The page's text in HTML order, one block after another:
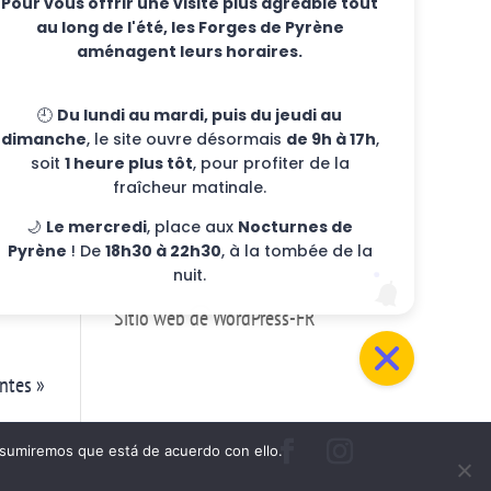
»
Talleres semanales
eventos
Sin clasificar
Meta
Flujo de publicaciones
Flujo de comentarios
Sitio web de WordPress-FR
au long de l'été, les Forges de Pyrène
aménagent leurs horaires.
🕘 Du lundi au mardi, puis du jeudi au
dimanche, le site ouvre désormais de 9h à 17h,
soit 1 heure plus tôt, pour profiter de la
fraîcheur matinale.
🌙 Le mercredi, place aux Nocturnes de
Pyrène ! De 18h30 à 22h30, à la tombée de la
nuit.
que está de acuerdo con ello.